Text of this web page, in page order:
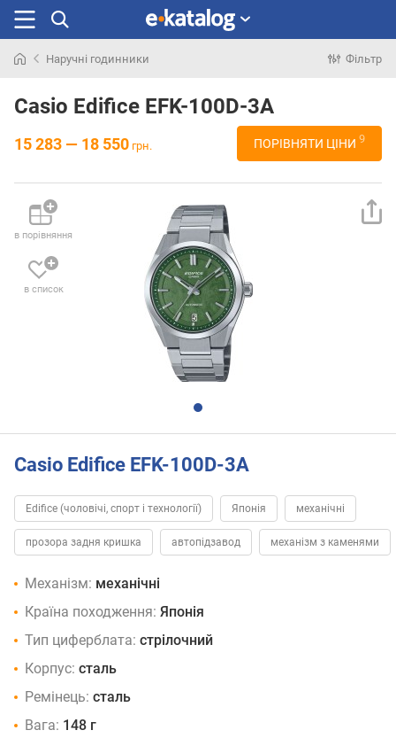
раніше
Наручні годинники Фільтр
Casio Edifice EFK-100D-3A
15 283 — 18 550 грн. ПОРІВНЯТИ ЦІНИ 9
в порівняння
в список
Casio Edifice EFK-100D-3A
Edifice (чоловічі, спорт і технології) Японія механічні
прозора задня кришка автопідзавод механізм з каменями
Механізм: механічні
Країна походження: Японія
Тип циферблата: стрілочний
Корпус: сталь
Ремінець: сталь
Вага: 148 г